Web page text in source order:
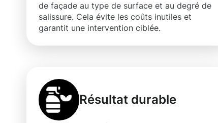
de façade au type de surface et au degré de
salissure. Cela évite les coûts inutiles et
garantit une intervention ciblée.
Résultat durable